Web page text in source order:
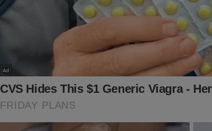
Neste livro, são enfatizados alguns pontos da
esquerda sempre tentou apagar. Sua derrocada é
adquira esse livro no link abaixo:
https://www.conteudoconservador.com.br/